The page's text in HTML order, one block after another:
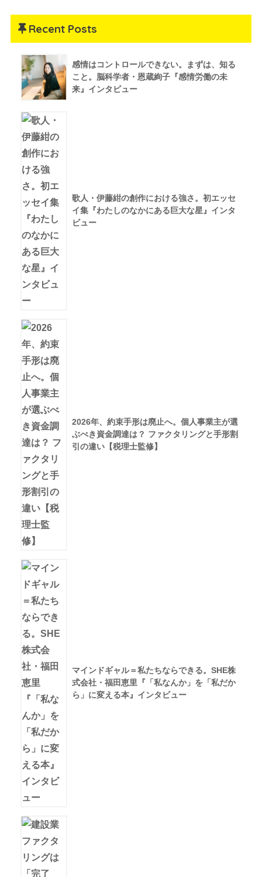
Recent Posts
感情はコントロールできない。まずは、知る
こと。脳科学者・恩蔵絢子『感情労働の未
来』インタビュー
歌人・伊藤紺の創作における強さ。初エッセ
イ集『わたしのなかにある巨大な星』インタ
ビュー
2026年、約束手形は廃止へ。個人事業主が選
ぶべき資金調達は？ ファクタリングと手形割
引の違い【税理士監修】
マインドギャル＝私たちならできる。SHE株
式会社・福田恵里『「私なんか」を「私だか
ら」に変える本』インタビュー